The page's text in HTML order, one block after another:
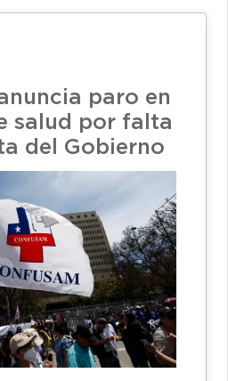
paro en
salud por falta
del Gobierno